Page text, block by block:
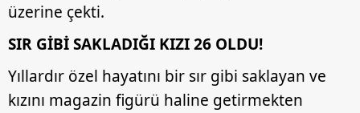
üzerine çekti.
SIR GİBİ SAKLADIĞI KIZI 26 OLDU!
Yıllardır özel hayatını bir sır gibi saklayan ve
kızını magazin figürü haline getirmekten